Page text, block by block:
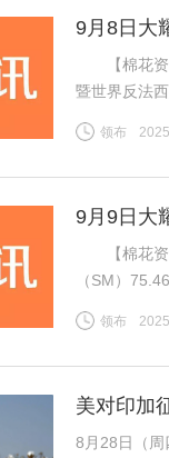
9月8日大
【棉花资
暨世界反法
不足，因此
领布
9月9日大
【棉花资
（SM）
磅，跌0.13
领布
美对印加
底
8月28日（周